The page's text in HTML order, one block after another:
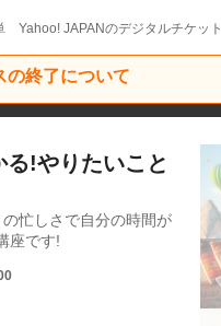
Yahoo! JAPANのデジタルチケット
の終了について
る!やりたいこと
忙しさで自分の時間が
座です!